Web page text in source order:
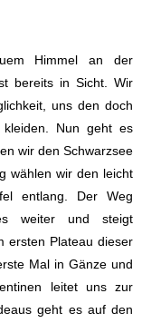
Himmel an der
bereits in Sicht. Wir
uns den doch
kleiden. Nun geht es
wir den Schwarzsee
wählen wir den leicht
entlang. Der Weg
weiter und steigt
ersten Plateau dieser
Mal in Gänze und
leitet uns zur
geht es auf den